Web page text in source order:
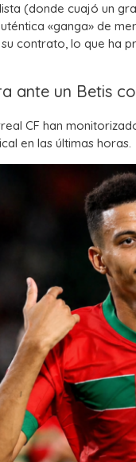
(donde cuajó un
«ganga» de
contrato, lo que ha
ante un Betis
CF han
en las últimas horas.